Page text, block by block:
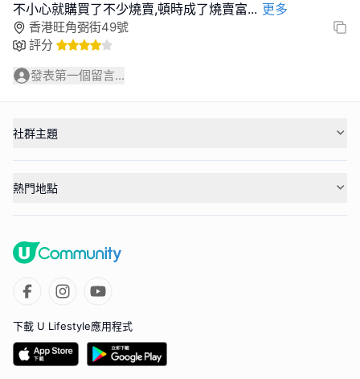
不小心就購買了不少燒賣,頓時成了燒賣富... 更多
香港旺角弼街49號
評分
發表第一個留言...
社群主題
熱門地點
下載 U Lifestyle應用程式